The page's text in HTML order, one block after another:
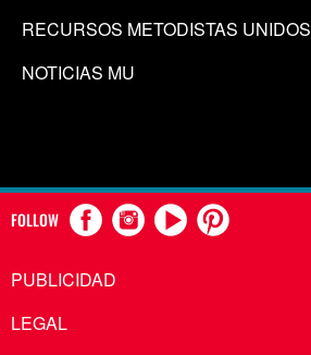
RECURSOS METODISTAS UNIDOS
NOTICIAS MU
FOLLOW
PUBLICIDAD
LEGAL